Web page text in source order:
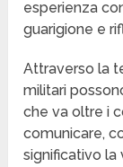
esperienza
guarigione e
Attraverso la
militari
che va oltre i
comunicare,
significativo la